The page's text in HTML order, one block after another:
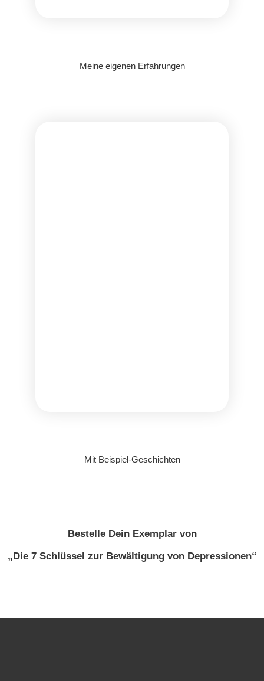
Meine eigenen Erfahrungen
Mit Beispiel-Geschichten
Bestelle Dein Exemplar von
„Die 7 Schlüssel zur Bewältigung von Depressionen“